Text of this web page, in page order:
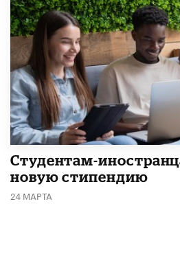
Студентам-
новую стипендию
24 МАРТА